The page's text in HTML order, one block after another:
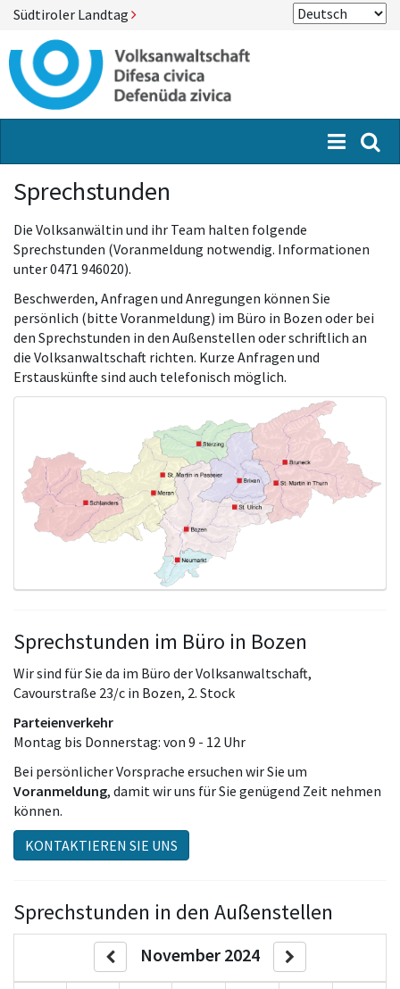
Südtiroler Landtag
Menü
Sprechstunden
Die Volksanwältin und ihr Team halten folgende
Sprechstunden (Voranmeldung notwendig. Informationen
unter 0471 946020).
Beschwerden, Anfragen und Anregungen können Sie
persönlich (bitte Voranmeldung) im Büro in Bozen oder bei
den Sprechstunden in den Außenstellen oder schriftlich an
die Volksanwaltschaft richten. Kurze Anfragen und
Erstauskünfte sind auch telefonisch möglich.
Sprechstunden im Büro in Bozen
Wir sind für Sie da im Büro der Volksanwaltschaft,
Cavourstraße 23/c in Bozen, 2. Stock
Parteienverkehr
Montag bis Donnerstag: von 9 - 12 Uhr
Bei persönlicher Vorsprache ersuchen wir Sie um
Voranmeldung, damit wir uns für Sie genügend Zeit nehmen
können.
KONTAKTIEREN SIE UNS
Sprechstunden in den Außenstellen
November 2024